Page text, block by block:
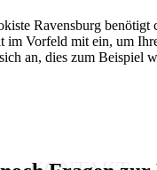
Ravensburg benötigt
im Vorfeld mit ein, um
an, dies zum Beispiel